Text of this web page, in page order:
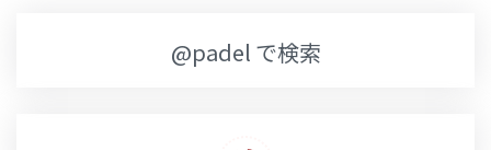
@padel で検索